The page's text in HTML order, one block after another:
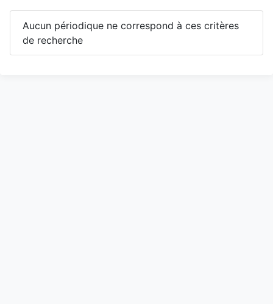
Aucun périodique ne correspond à ces critères
de recherche